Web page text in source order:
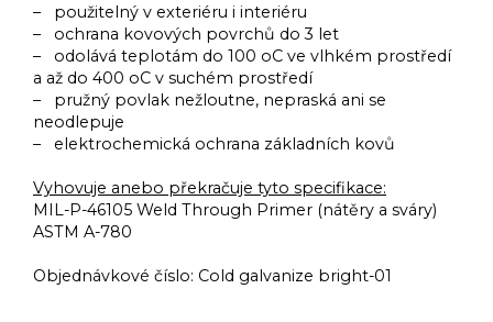
– použitelný v exteriéru i interiéru
– ochrana kovových povrchů do 3 let
– odolává teplotám do 100 oC ve vlhkém prostředí
a až do 400 oC v suchém prostředí
– pružný povlak nežloutne, nepraská ani se
neodlepuje
– elektrochemická ochrana základních kovů
Vyhovuje anebo překračuje tyto specifikace:
MIL-P-46105 Weld Through Primer (nátěry a sváry)
ASTM A-780
Objednávkové číslo: Cold galvanize bright-01